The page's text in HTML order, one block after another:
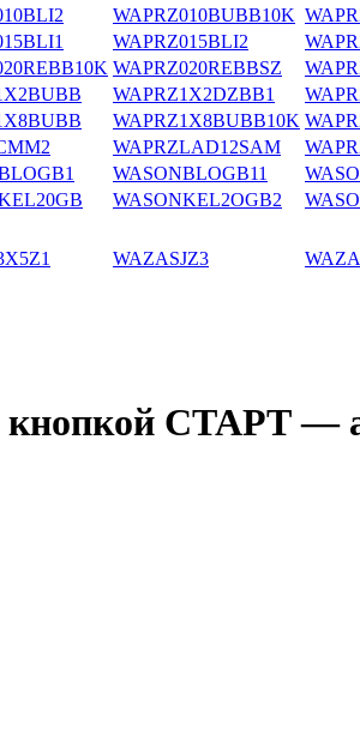
WAPRZ010BUBB10K
WAPRZ015BLI2
WAPRZ020REBBSZ
WAPRZ1X2DZBB1
WAPRZ1X8BUBB10K
WAPRZLAD12SAM
WASONBLOGB11
WASONKEL2OGB2
WAZASJZ3
кнопкой СТАРТ —